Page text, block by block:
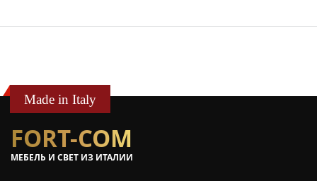
Made in Italy
FORT-COM
МЕБЕЛЬ И СВЕТ ИЗ ИТАЛИИ